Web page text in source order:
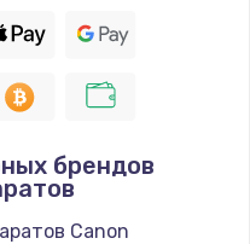
брендов
Canon